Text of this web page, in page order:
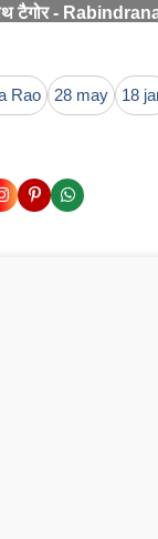
टैगोर -
Rao 28 may 18